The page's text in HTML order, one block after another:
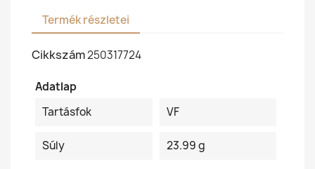
Termék részletei
Cikkszám250317724
Adatlap
Tartásfok
VF
Súly 23.99 g